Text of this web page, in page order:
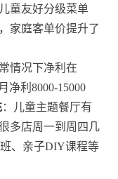
童友好分级菜单
家庭客单价提升了
情况下净利在
净利8000-15000
：儿童主题餐厅有
多店周一到周四几
、亲子DIY课程等